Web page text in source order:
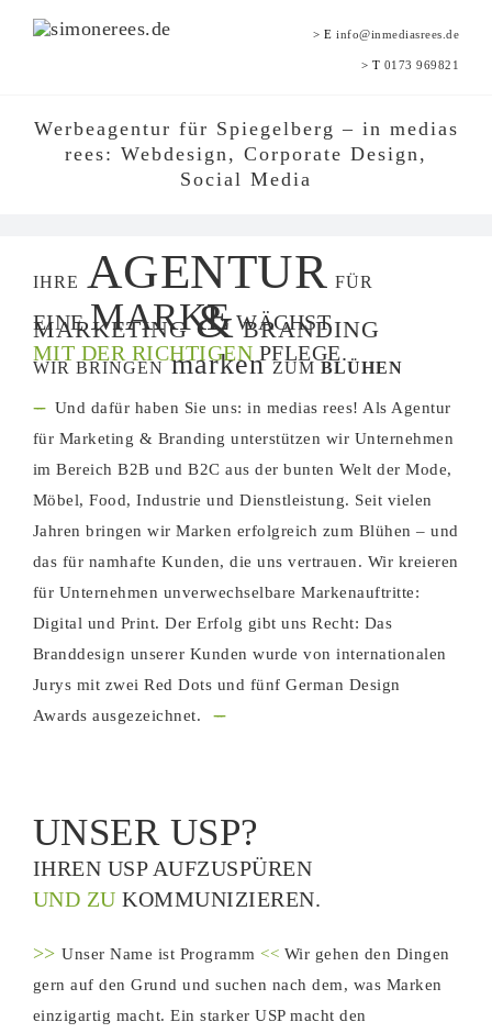
Zum
> E info@inmediasrees.de
> T 0173 969821
Werbeagentur für Spiegelberg – in medias
rees: Webdesign, Corporate Design,
Social Media
IHRE AGENTUR FÜR
MARKETING & BRANDING
WIR BRINGEN marken ZUM BLÜHEN
EINE MARKE WÄCHST
MIT DER RICHTIGEN PFLEGE.
---
Und dafür haben Sie uns: in medias rees! Als Agentur
für Marketing & Branding unterstützen wir Unternehmen
im Bereich B2B und B2C aus der bunten Welt der Mode,
Möbel, Food, Industrie und Dienstleistung. Seit vielen
Jahren bringen wir Marken erfolgreich zum Blühen – und
das für namhafte Kunden, die uns vertrauen. Wir kreieren
für Unternehmen unverwechselbare Markenauftritte:
Digital und Print. Der Erfolg gibt uns Recht: Das
Branddesign unserer Kunden wurde von internationalen
Jurys mit zwei Red Dots und fünf German Design
Awards ausgezeichnet.
---
UNSER USP?
IHREN USP AUFZUSPÜREN
UND ZU KOMMUNIZIEREN.
>> Unser Name ist Programm << Wir gehen den Dingen
gern auf den Grund und suchen nach dem, was Marken
einzigartig macht. Ein starker USP macht den